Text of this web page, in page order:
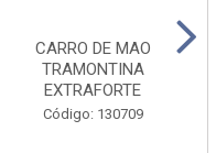
CARRO DE MAO
TRAMONTINA
EXTRAFORTE
Código: 130709